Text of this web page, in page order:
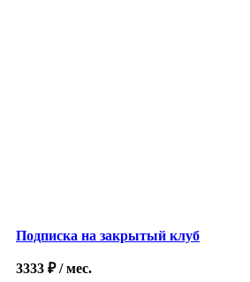
Подписка на закрытый клуб
3333 ₽ / мес.